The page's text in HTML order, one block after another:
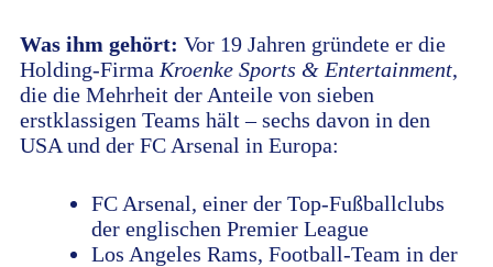
Was ihm gehört: Vor 19 Jahren gründete er die
Holding-FirmaKroenke Sports & Entertainment,
die die Mehrheit der Anteile von sieben
erstklassigen Teams hält – sechs davon in den
USA und der FC Arsenal in Europa:
FC Arsenal, einer der Top-Fußballclubs
der englischen Premier League
Los Angeles Rams, Football-Team in der